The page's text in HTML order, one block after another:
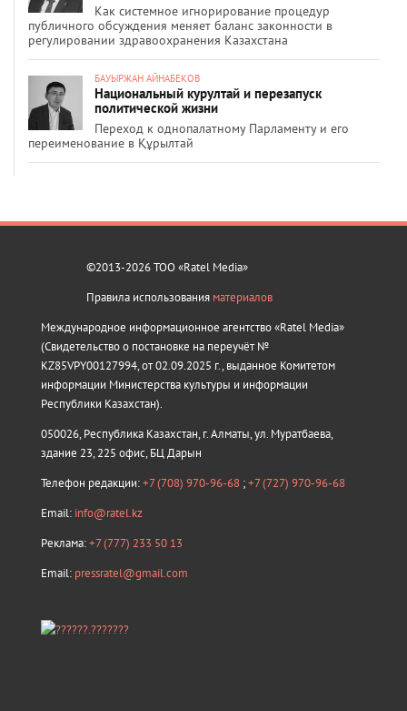
Как системное игнорирование процедур
публичного обсуждения меняет баланс законности в
регулировании здравоохранения Казахстана
БАУЫРЖАН АЙНАБЕКОВ
Национальный курултай и перезапуск
политической жизни
Переход к однопалатному Парламенту и его
переименование в Құрылтай
©2013-2026 ТОО «Ratel Media»
Правила использования материалов
Международное информационное агентство «Ratel Media»
(Свидетельство о постановке на переучёт №
KZ85VPY00127994, от 02.09.2025 г., выданное Комитетом
информации Министерства культуры и информации
Республики Казахстан).
050026, Республика Казахстан, г. Алматы, ул. Муратбаева,
здание 23, 225 офис, БЦ Дарын
Телефон редакции:+7 (708) 970-96-68 ;+7 (727) 970-96-68
Email: info@ratel.kz
Реклама:+7 (777) 233 50 13
Email: pressratel@gmail.com